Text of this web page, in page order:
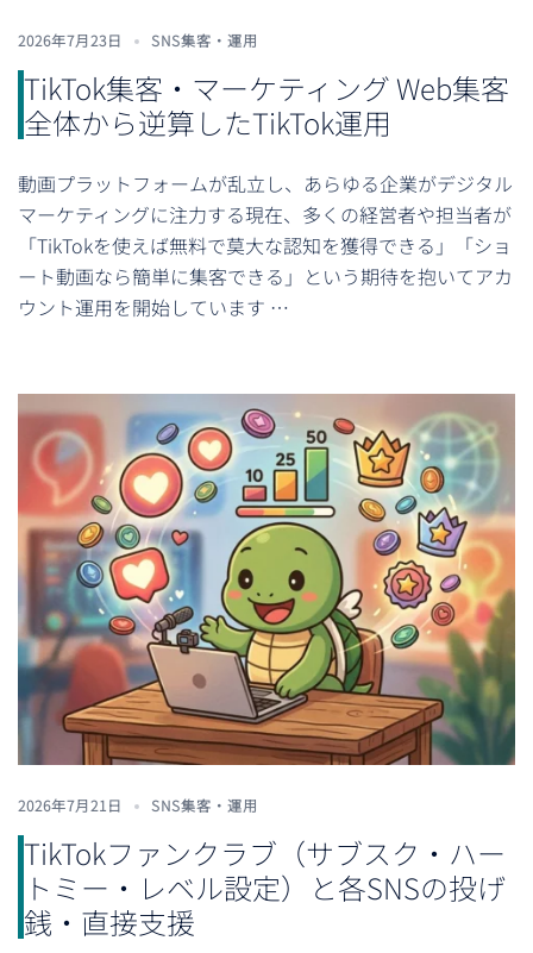
2026年7月23日 SNS集客・運用
TikTok集客・マーケティング Web集客
全体から逆算したTikTok運用
動画プラットフォームが乱立し、あらゆる企業がデジタル
マーケティングに注力する現在、多くの経営者や担当者が
「TikTokを使えば無料で莫大な認知を獲得できる」「ショ
ート動画なら簡単に集客できる」という期待を抱いてアカ
ウント運用を開始しています …
2026年7月21日 SNS集客・運用
TikTokファンクラブ（サブスク・ハー
トミー・レベル設定）と各SNSの投げ
銭・直接支援